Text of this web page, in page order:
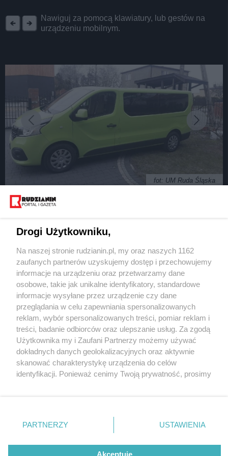
Nawiguj za pomocą klawiatury, lub gestów na
urządzeniu mobilnym.
fot: UM Ruda Śląska
transport dla seniorów z fundacją Aktywni My. To
3 / 3
Ruda slaska dzwonie i jade
Darmowy transport do sklepu, przychodni czy
muzeum? W Rudzie Śląskiej już po raz ósmy startuje
akcja bezpłatnych przejazdów dla starszych
mieszkańców. "Popularność, jaką od początku cieszy
się akcja Dzwonię i jadę, jest najlepszym dowodem na
"Dzwonię i jadę" w Rudzie Śląskiej. Darmowy
Wydawca mediów
Nie zapomnij
zapoznać się z:
polityką prywatności regulamin korzystania z portali
Twojemiasto
Piekary Śląskie
Chorzów
Tarnowskie Góry
Gliwice
Skontakuj sięz nami
Kontakt
Wydawca
Redakcja
Drogi Użytkowniku,
Na naszej stronie rudzianin.pl, my oraz naszych 1162
zaufanych partnerów uzyskujemy dostęp i przechowujemy
informacje na urządzeniu oraz przetwarzamy dane
osobowe, takie jak unikalne identyfikatory, standardowe
informacje wysyłane przez urządzenie czy dane
przeglądania w celu zapewniania spersonalizowanych
reklam, wybór spersonalizowanych treści, pomiar reklam i
treści, badanie odbiorców oraz ulepszanie usług. Za zgodą
Użytkownika my i Zaufani Partnerzy możemy używać
dokładnych danych geolokalizacyjnych oraz aktywnie
skanować charakterystykę urządzenia do celów
identyfikacji. Ponieważ cenimy Twoją prywatność, prosimy
prywatności znajdujący się w lewym dolnym rogu strony
. Niektóre rodzaje przetwarzania danych nie wymagają
zgody użytkownika, ale masz prawo sprzeciwić się
takiemu przetwarzaniu. Preferencje będą miały
PARTNERZY USTAWIENIA
Akceptuję